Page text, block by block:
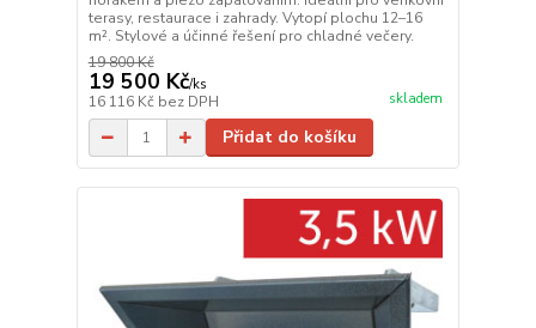
terasy, restaurace i zahrady. Vytopí plochu 12–16
m². Stylové a účinné řešení pro chladné večery.
19 800 Kč
19 500 Kč/ks
16 116 Kč bez DPH skladem
Přidat do košíku